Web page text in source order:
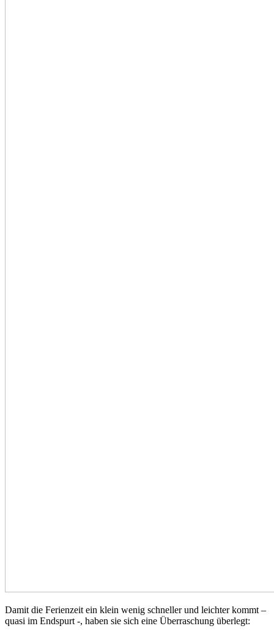
Damit die Ferienzeit ein klein wenig schneller und leichter kommt –
quasi im Endspurt -, haben sie sich eine Überraschung überlegt: